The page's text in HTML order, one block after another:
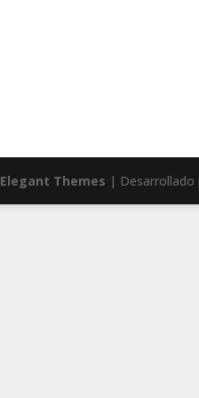
Elegant Themes | Desarrollado